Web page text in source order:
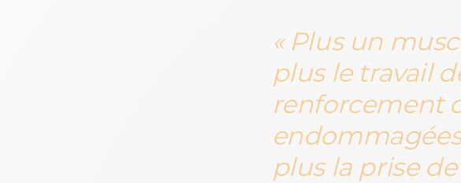
Plus un
plus le travail
renforcement
plus la prise